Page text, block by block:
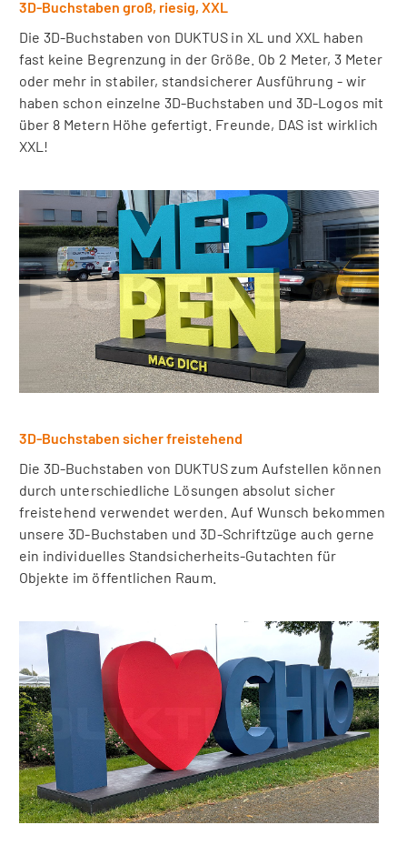
3D-Buchstaben groß, riesig, XXL
Die 3D-Buchstaben von DUKTUS in XL und XXL haben
fast keine Begrenzung in der Größe. Ob 2 Meter, 3 Meter
oder mehr in stabiler, standsicherer Ausführung - wir
haben schon einzelne 3D-Buchstaben und 3D-Logos mit
über 8 Metern Höhe gefertigt. Freunde, DAS ist wirklich
XXL!
3D-Buchstaben sicher freistehend
Die 3D-Buchstaben von DUKTUS zum Aufstellen können
durch unterschiedliche Lösungen absolut sicher
freistehend verwendet werden. Auf Wunsch bekommen
unsere 3D-Buchstaben und 3D-Schriftzüge auch gerne
ein individuelles Standsicherheits-Gutachten für
Objekte im öffentlichen Raum.